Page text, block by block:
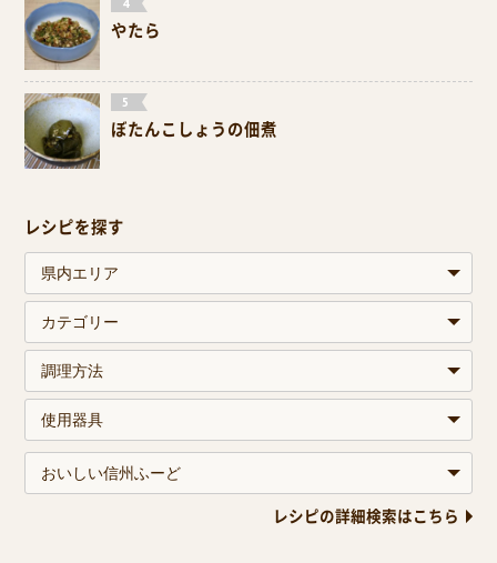
やたら
ぼたんこしょうの佃煮
レシピを探す
レシピの詳細検索はこちら